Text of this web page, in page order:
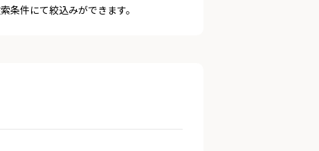
条件にて絞込みができます。